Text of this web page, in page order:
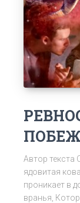
Автор
ядовитая
проникает в
вранья,